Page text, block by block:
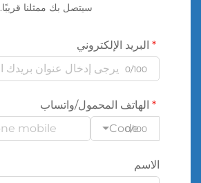
سيتصل بك ممثلنا قريبًا.
البريد الإلكتروني
0/100
الهاتف المحمول/واتساب
Code
0/100
الاسم